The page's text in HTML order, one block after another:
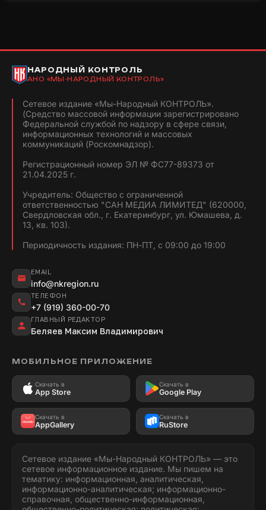
НАРОДНЫЙ КОНТРОЛЬ
АНО «МЫ-НАРОДНЫЙ КОНТРОЛЬ»
Сетевое издание «Мы-Народный КОНТРОЛЬ».
(Средство массовой информации зарегистрировано
Федеральной службой по надзору в сфере связи,
информационных технологий и массовых
коммуникаций (Роскомнадзор).
Регистрационный номер ЭЛ № ФС77-89373 от
21.04.2025 г.
Учредитель: Общество с ограниченной
ответственностью "САН МЕДИА ЛИМИТЕД" (620000,
Свердловская обл., г. Екатеринбург, ул. Юмашева, д.
13, кв. 103).
Периодичность издания: ПН-ПТ, с 09:00 до 19:00
EMAIL
info@nkregion.ru
ТЕЛЕФОН
+7 (919) 360-00-70
ГЛАВНЫЙ РЕДАКТОР
Беляев Максим Владимирович
МОБИЛЬНОЕ ПРИЛОЖЕНИЕ
Скачать в
App Store
Скачать в
Google Play
Скачать в
AppGallery
Скачать в
RuStore
Сетевое издание «Мы-Народный КОНТРОЛЬ» — это
сетевое информационное издание. Мы пишем на
тематику: информационная, аналитическая,
информационно-аналитическая; информационно-
справочная, общественно-информационная,